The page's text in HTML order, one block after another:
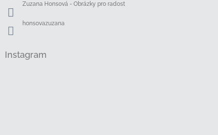
Zuzana Honsová - Obrázky pro radost
honsovazuzana
Instagram